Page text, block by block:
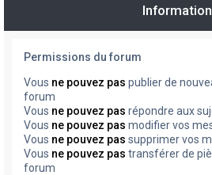
Information
Permissions du forum
Vous ne pouvez pas publier de
forum
Vous ne pouvez pas répondre aux
Vous ne pouvez pas modifier vos
Vous ne pouvez pas supprimer vos
Vous ne pouvez pas transférer de
forum